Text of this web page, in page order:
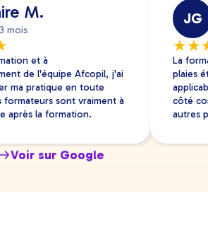
M.
mois
et à
de l'équipe Afcopil, j'ai
ma pratique en toute
formateurs sont vraiment à
après la formation.
JG
★★
La
plaies
côté
autres
Voir sur Google